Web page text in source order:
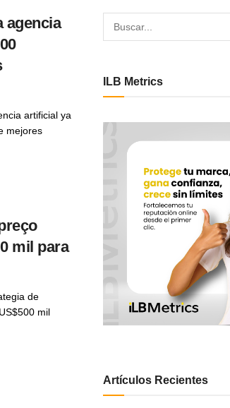
agencia
artificial ya
mejores
mil para
de
mil
ILB Metrics
Artículos Recientes